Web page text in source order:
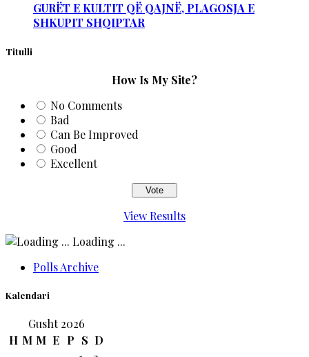
GURËT E KULTIT QË QAJNË, PLAGOSJA E
SHKUPIT SHQIPTAR
Titulli
How Is My Site?
No Comments
Bad
Can Be Improved
Good
Excellent
View Results
Loading ...
Polls Archive
Kalendari
Gusht 2026
H M M E P S D